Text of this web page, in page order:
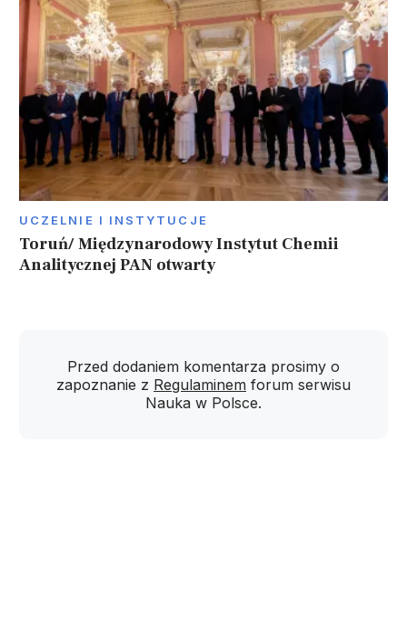
UCZELNIE I INSTYTUCJE
Toruń/ Międzynarodowy Instytut Chemii
Analitycznej PAN otwarty
Przed dodaniem komentarza prosimy o
zapoznanie z Regulaminem forum serwisu
Nauka w Polsce.